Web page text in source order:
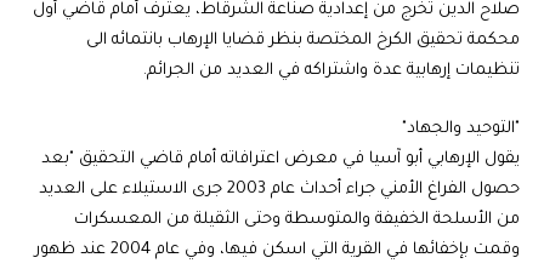
صلاح الدين تخرج من إعدادية صناعة الشرقاط، يعترف أمام قاضي أول
محكمة تحقيق الكرخ المختصة بنظر قضايا الإرهاب بانتمائه الى
تنظيمات إرهابية عدة واشتراكه في العديد من الجرائم.
"التوحيد والجهاد"
يقول الإرهابي أبو آسيا في معرض اعترافاته أمام قاضي التحقيق "بعد
حصول الفراغ الأمني جراء أحداث عام 2003 جرى الاستيلاء على العديد
من الأسلحة الخفيفة والمتوسطة وحتى الثقيلة من المعسكرات
وقمت بإخفائها في القرية التي اسكن فيها، وفي عام 2004 عند ظهور